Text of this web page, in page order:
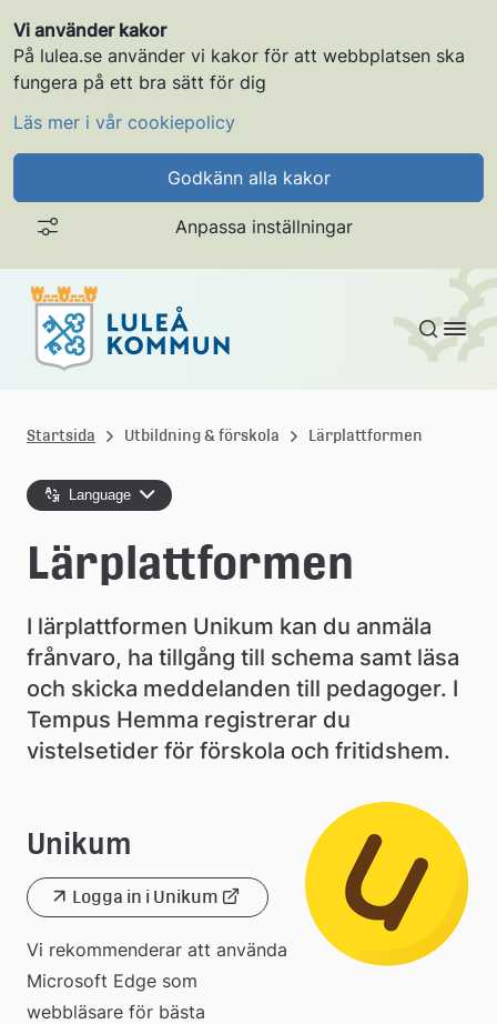
Vi använder kakor
På lulea.se använder vi kakor för att webbplatsen ska
fungera på ett bra sätt för dig
Läs mer i vår cookiepolicy
Godkänn alla kakor
Anpassa inställningar
Gå till innehållet
u
l
e
å
k
o
m
m
n
Startsida Utbildning & förskola Lärplattformen
Language
Lärplattformen
I lärplattformen Unikum kan du anmäla
frånvaro, ha tillgång till schema samt läsa
och skicka meddelanden till pedagoger. I
Tempus Hemma registrerar du
vistelsetider för förskola och fritidshem.
Unikum
Logga in i Unikum
Länk
till
extern
Vi rekommenderar att använda
Microsoft Edge som
webbläsare för bästa